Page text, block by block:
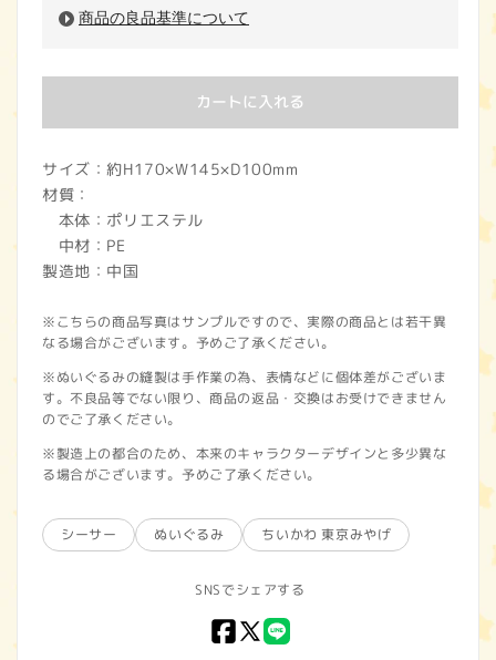
商品の良品基準について
カートに入れる
サイズ：約H170×W145×D100mm
材質：
本体：ポリエステル
中材：PE
製造地：中国
※こちらの商品写真はサンプルですので、実際の商品とは若干異
なる場合がございます。予めご了承ください。
※ぬいぐるみの縫製は手作業の為、表情などに個体差がございま
す。不良品等でない限り、商品の返品・交換はお受けできません
のでご了承ください。
※製造上の都合のため、本来のキャラクターデザインと多少異な
る場合がございます。予めご了承ください。
シーサー ぬいぐるみ ちいかわ 東京みやげ
SNSでシェアする
Facebook
X